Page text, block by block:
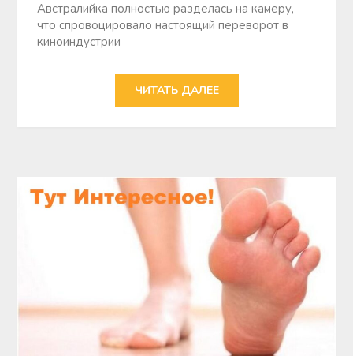
Австралийка полностью разделась на камеру,
что спровоцировало настоящий переворот в
киноиндустрии
ЧИТАТЬ ДАЛЕЕ